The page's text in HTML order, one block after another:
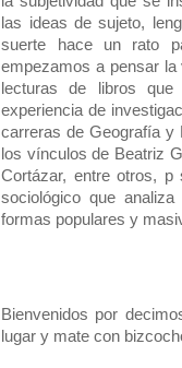
las ideas de sujeto,
suerte hace un rato
empezamos a pensar
lecturas de libros
experiencia de
carreras de Geografía y
los vínculos de Beatriz
Cortázar, entre otros,
sociológico que
formas populares y
Bienvenidos por
lugar y mate con